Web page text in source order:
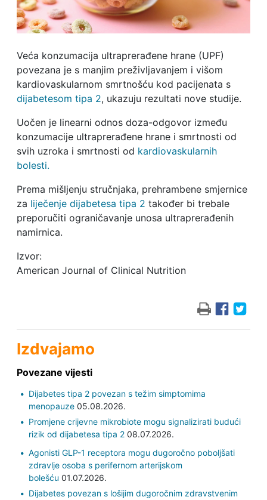
Veća konzumacija ultraprerađene hrane (UPF)
povezana je s manjim preživljavanjem i višom
kardiovaskularnom smrtnošću kod pacijenata s
dijabetesom tipa 2, ukazuju rezultati nove studije.
Uočen je linearni odnos doza-odgovor između
konzumacije ultraprerađene hrane i smrtnosti od
svih uzroka i smrtnosti od kardiovaskularnih
bolesti.
Prema mišljenju stručnjaka, prehrambene smjernice
za liječenje dijabetesa tipa 2 također bi trebale
preporučiti ograničavanje unosa ultraprerađenih
namirnica.
Izvor:
American Journal of Clinical Nutrition
Izdvajamo
Povezane vijesti
Dijabetes tipa 2 povezan s težim simptomima
menopauze05.08.2026.
Promjene crijevne mikrobiote mogu signalizirati budući
rizik od dijabetesa tipa 208.07.2026.
Agonisti GLP-1 receptora mogu dugoročno poboljšati
zdravlje osoba s perifernom arterijskom
bolešću 01.07.2026.
Dijabetes povezan s lošijim dugoročnim zdravstvenim